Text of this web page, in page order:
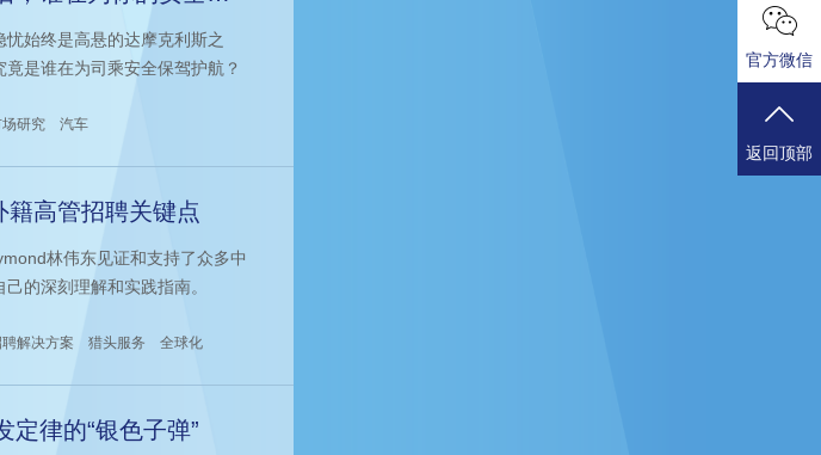
始终是高悬的达摩克利斯之
是谁在为司乘安全保驾护航？
场研究 汽车
籍高管招聘关键点
林伟东见证和支持了众多中
的深刻理解和实践指南。
解决方案 猎头服务 全球化
定律的“银色子弹”
官方微信
返回顶部